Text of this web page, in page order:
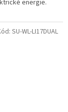
energie.
SU-WL-LI17DUAL